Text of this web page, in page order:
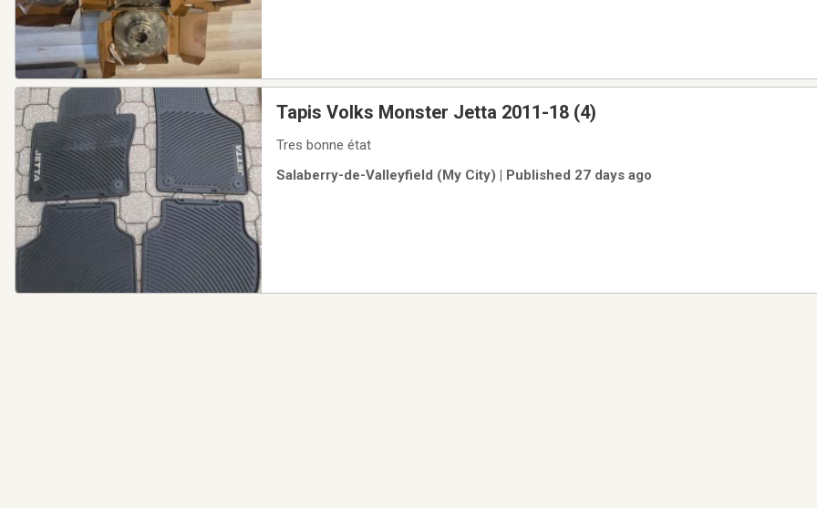
Tapis Volks Monster Jetta 2011-18 (4)
Tres bonne état
Salaberry-de-Valleyfield (My City) | Published 27 days ago